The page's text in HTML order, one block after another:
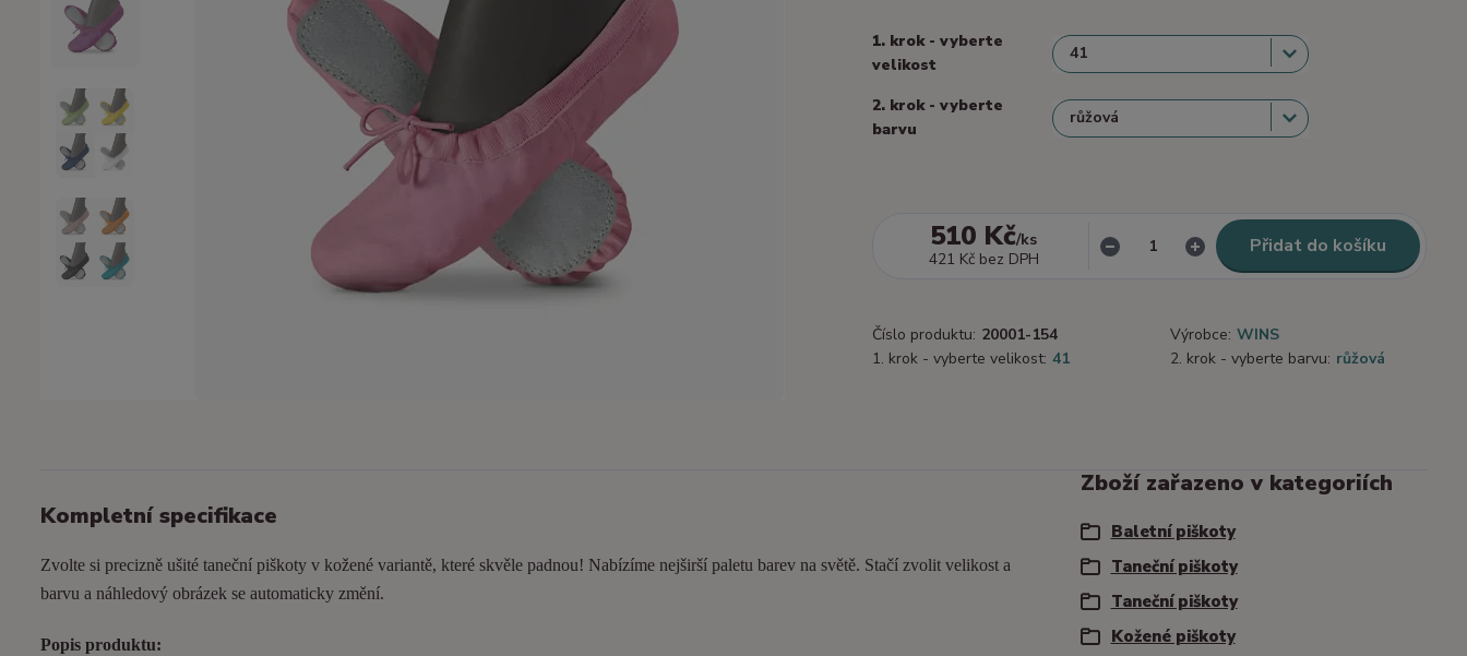
1. krok - vyberte
velikost
2. krok - vyberte
barvu
510 Kč/ks
421 Kč bez DPH
Přidat do košíku
Číslo produktu: 20001-154 Výrobce: WINS
1. krok - vyberte velikost: 41 2. krok - vyberte barvu: růžová
Kompletní specifikace
Zvolte si precizně ušité taneční piškoty v kožené variantě, které skvěle padnou! Nabízíme nejširší paletu barev na světě. Stačí zvolit velikost a
barvu a náhledový obrázek se automaticky změní.
Popis produktu:
Zboží zařazeno v kategoriích
Baletní piškoty
Taneční piškoty
Taneční piškoty
Kožené piškoty